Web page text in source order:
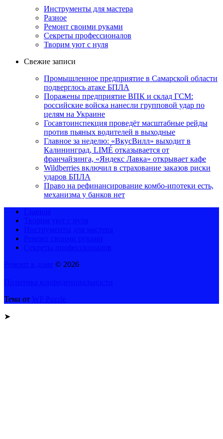
Инструменты для мастера
Разное
Ремонт своими руками
Секреты профессионалов
Творим уют с нуля
Свежие записи
Промышленное предприятие в Самарской области
подверглось атаке БПЛА
Поражены предприятие ВПК и склад ГСМ:
российские войска нанесли групповой удар по
целям на Украине
Госавтоинспекция проведёт масштабные рейды
против пьяных водителей в выходные
Главное за неделю: «ВкусВилл» выходит в
Калининград, LIMÉ отказывается от
франчайзинга, «Яндекс Лавка» открывает кафе
Wildberries включил в страхование заказов риски
ударов БПЛА
Право на рефинансирование комбо-ипотеки есть,
механизма у банков нет
© 2026
Тема от
➤